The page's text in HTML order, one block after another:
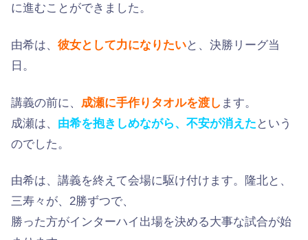
に進むことができました。
由希は、 彼女として力になりたいと、決勝リーグ当
日。
講義の前に、 成瀬に手作りタオルを渡し ます。
成瀬は、 由希を抱きしめながら、不安が消えた という
のでした。
由希は、講義を終えて会場に駆け付けます。隆北と、
三寿々が、2勝ずつで、
勝った方がインターハイ出場を決める大事な試合が始